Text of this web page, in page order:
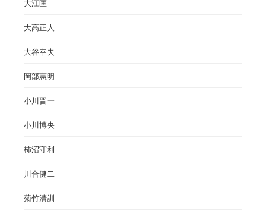
大江匡
大高正人
大谷幸夫
岡部憲明
小川晋一
小川博央
柿沼守利
川合健二
菊竹清訓